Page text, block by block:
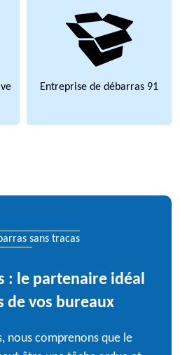
Entreprise de débarras 91
sans tracas
: le partenaire idéal
de vos bureaux
nous comprenons que le